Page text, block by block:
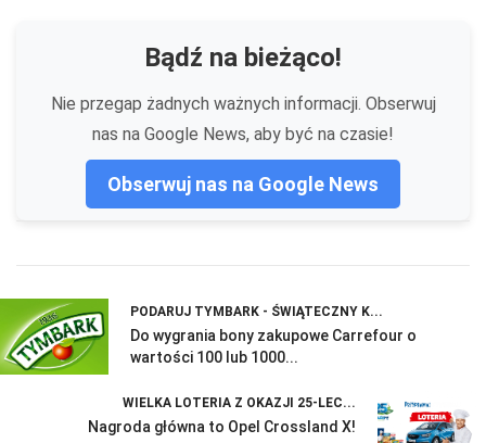
Bądź na bieżąco!
Nie przegap żadnych ważnych informacji. Obserwuj
nas na Google News, aby być na czasie!
Obserwuj nas na Google News
PODARUJ TYMBARK - ŚWIĄTECZNY K...
Do wygrania bony zakupowe Carrefour o
wartości 100 lub 1000...
WIELKA LOTERIA Z OKAZJI 25-LEC...
Nagroda główna to Opel Crossland X!